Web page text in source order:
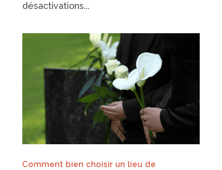
désactivations...
Comment bien choisir un lieu de